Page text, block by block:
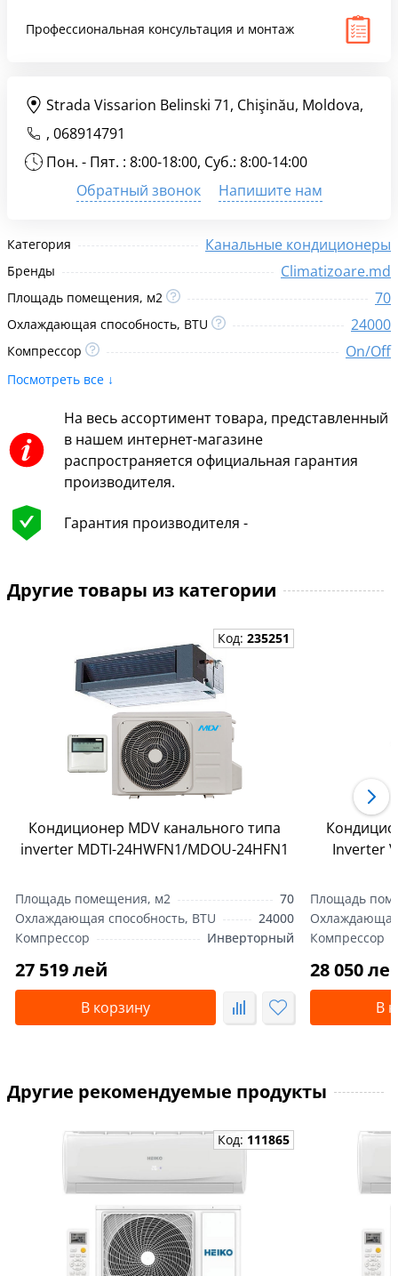
Категория Канальные кондиционеры
Бренды Climatizoare.md
Площадь помещения, м2 70
Охлаждающая способность, BTU 24000
Компрессор On/Off
Посмотреть все ↓
На весь ассортимент товара, представленный
в нашем интернет-магазине
распространяется официальная гарантия
производителя.
Гарантия производителя -
Профессиональная консультация и монтаж
Strada Vissarion Belinski 71, Chişinău, Moldova,
, 068914791
Пон. - Пят. : 8:00-18:00, Суб.: 8:00-14:00
Обратный звонок
Напишите нам
Другие товары из категории
Код:235251
Кондиционер MDV канального типа
inverter MDTI-24HWFN1/MDOU-24HFN1
Площадь помещения, м2
70
Охлаждающая способность, BTU
24000
Компрессор
Инверторный
27 519 лей
В корзину
Inverter
Площадь
Охлаждающая
Компрессор
28 050
В
Другие рекомендуемые продукты
Код: 111865